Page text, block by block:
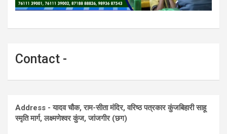
Contact -
Address - यादव चौक, राम-सीता मंदिर, वरिष्ठ पत्रकार कुंजबिहारी साहू
स्मृति मार्ग, लक्ष्मणेश्वर कुंज, जांजगीर (छग)